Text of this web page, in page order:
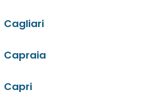
Cagliari
Capraia
Capri